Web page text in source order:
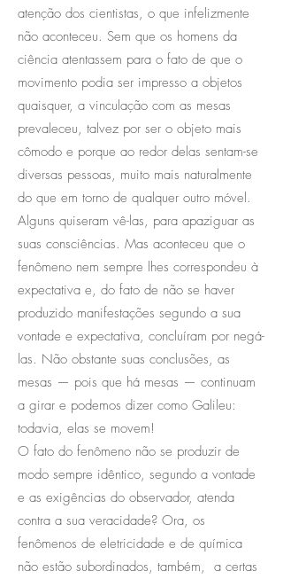
atenção dos cientistas, o que infelizmente
não aconteceu. Sem que os homens da
ciência atentassem para o fato de que o
movimento podia ser impresso a objetos
quaisquer, a vinculação com as mesas
prevaleceu, talvez por ser o objeto mais
cômodo e porque ao redor delas sentam-se
diversas pessoas, muito mais naturalmente
do que em torno de qualquer outro móvel.
Alguns quiseram vê-las, para apaziguar as
suas consciências. Mas aconteceu que o
fenômeno nem sempre lhes correspondeu à
expectativa e, do fato de não se haver
produzido manifestações segundo a sua
vontade e expectativa, concluíram por negá-
las. Não obstante suas conclusões, as
mesas — pois que há mesas — continuam
a girar e podemos dizer como Galileu:
todavia, elas se movem!
O fato do fenômeno não se produzir de
modo sempre idêntico, segundo a vontade
e as exigências do observador, atenda
contra a sua veracidade? Ora, os
fenômenos de eletricidade e de química
não estão subordinados, também, a certas